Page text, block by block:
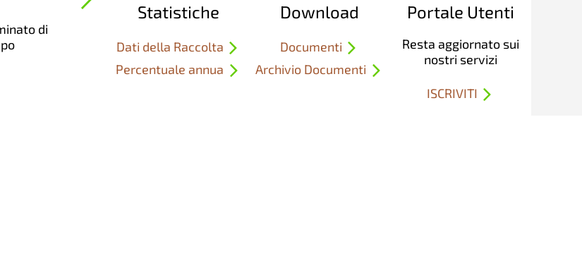
di
Statistiche
Dati della Raccolta
Percentuale annua
Download
Documenti
Archivio Documenti
Portale Utenti
Resta aggiornato sui
nostri servizi
ISCRIVITI